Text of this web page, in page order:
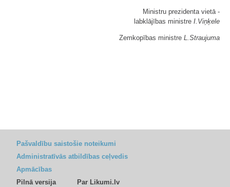
Ministru prezidenta vietā -
labklājības ministre I.Viņķele
Zemkopības ministre L.Straujuma
Pašvaldību saistošie noteikumi
Administratīvās atbildības ceļvedis
Apmācības
Pilnā versija
Par Likumi.lv